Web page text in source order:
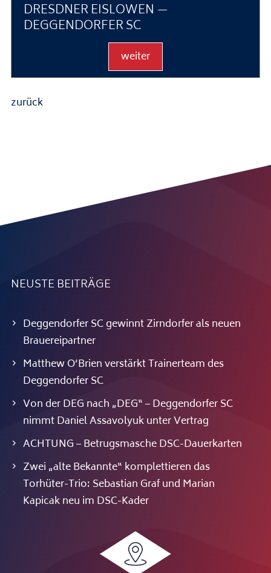
DRESDNER EISLÖWEN —
DEGGENDORFER SC
weiter
zurück
NEUSTE BEITRÄGE
Deggendorfer SC gewinnt Zirndorfer als neuen
Brauereipartner
Matthew O’Brien verstärkt Trainerteam des
Deggendorfer SC
Von der DEG nach „DEG“ – Deggendorfer SC
nimmt Daniel Assavolyuk unter Vertrag
ACHTUNG – Betrugsmasche DSC-Dauerkarten
Zwei „alte Bekannte“ komplettieren das
Torhüter-Trio: Sebastian Graf und Marian
Kapicak neu im DSC-Kader